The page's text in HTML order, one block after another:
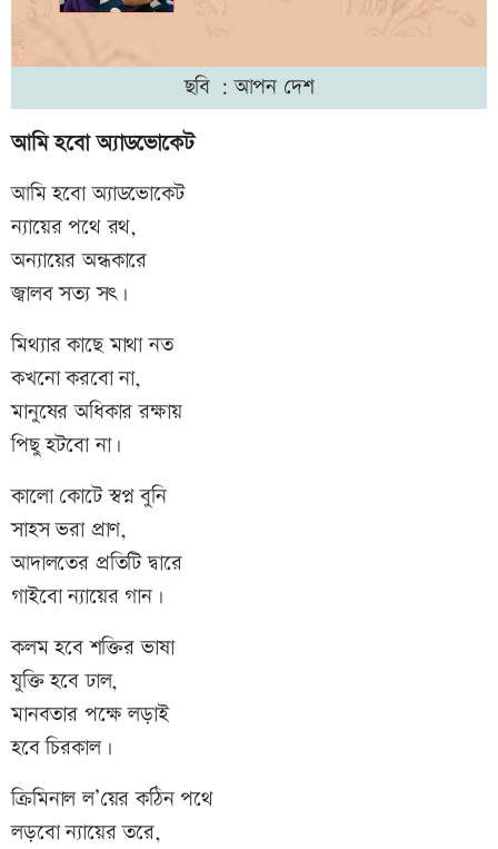
ছবি : আপন দেশ
আমি হবো অ্যাডভোকেট
আমি হবো অ্যাডভোকেট
ন্যায়ের পথে রথ,
অন্যায়ের অন্ধকারে
জ্বালব সত্য সৎ।
মিথ্যার কাছে মাথা নত
কখনো করবো না,
মানুষের অধিকার রক্ষায়
পিছু হটবো না।
কালো কোটে স্বপ্ন বুনি
সাহস ভরা প্রাণ,
আদালতের প্রতিটি দ্বারে
গাইবো ন্যায়ের গান।
কলম হবে শক্তির ভাষা
যুক্তি হবে ঢাল,
মানবতার পক্ষে লড়াই
হবে চিরকাল।
ক্রিমিনাল ল’য়ের কঠিন পথে
লড়বো ন্যায়ের তরে,